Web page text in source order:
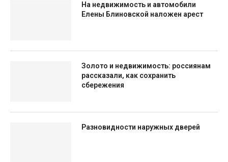
На недвижимость и автомобили
Елены Блиновской наложен арест
Золото и недвижимость: россиянам
рассказали, как сохранить
сбережения
Разновидности наружных дверей